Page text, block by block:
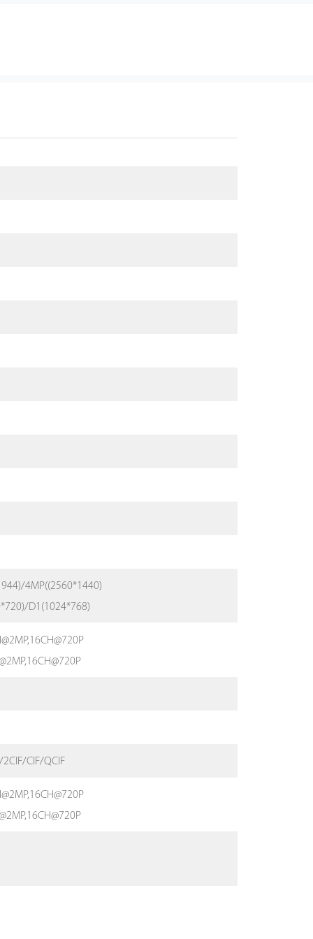
4MP((2560*1440)
D1(1024*768)
CIF/QCIF